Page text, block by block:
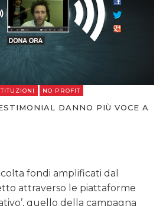
NO PROFIT
DANNO PIÙ VOCE A
fondi amplificati dal
attraverso le piattaforme
quello della campagna